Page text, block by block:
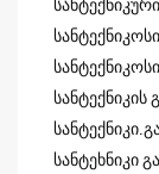
სანტექნიკის
სანტეხნიკი